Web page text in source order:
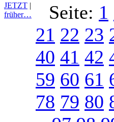
JETZT |
früher…
Seite: 1
21 22 23
40 41 42
59 60 61
78 79 80